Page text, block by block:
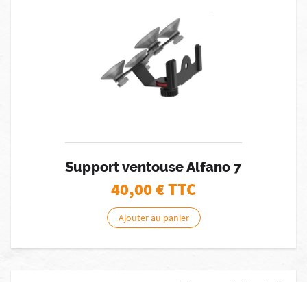
Support ventouse Alfano 7
40,00€ TTC
Ajouter au panier